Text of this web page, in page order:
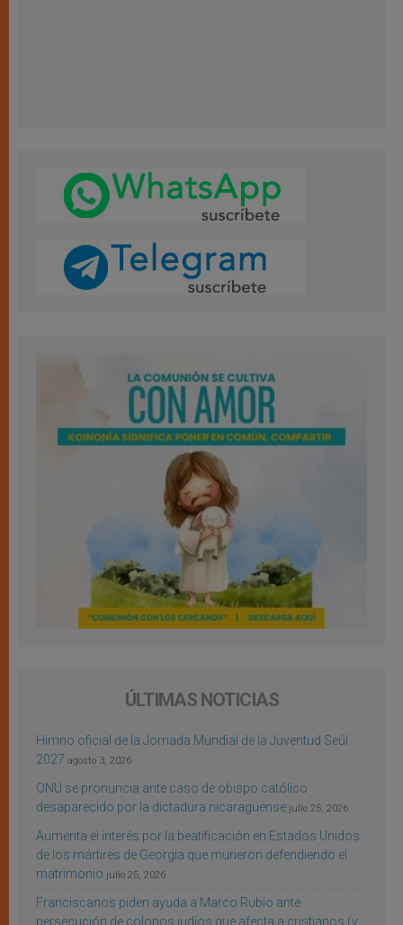
ÚLTIMAS NOTICIAS
Himno oficial de la Jornada Mundial de la Juventud Seúl
2027 agosto 3, 2026
ONU se pronuncia ante caso de obispo católico
desaparecido por la dictadura nicaragüense julio 25, 2026
Aumenta el interés por la beatificación en Estados Unidos
de los mártires de Georgia que murieron defendiendo el
matrimonio julio 25, 2026
Franciscanos piden ayuda a Marco Rubio ante
persecución de colonos judíos que afecta a cristianos (y